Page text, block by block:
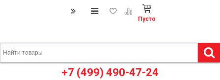
Пусто
+7 (499) 490-47-24